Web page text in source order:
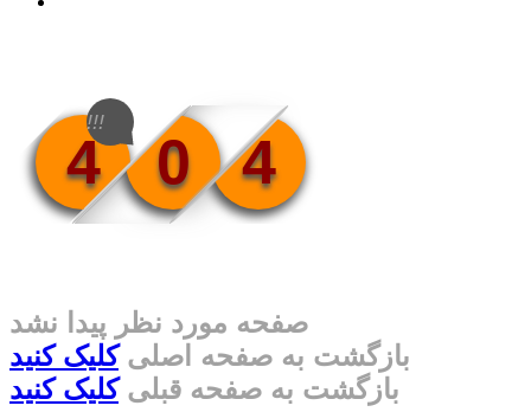
4 0 4
!!!
صفحه مورد نظر پیدا نشد
بازگشت به صفحه اصلیکلیک کنید
بازگشت به صفحه قبلیکلیک کنید